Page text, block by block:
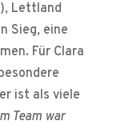
Lettland
Sieg, eine
Für Clara
ist als viele
Team war